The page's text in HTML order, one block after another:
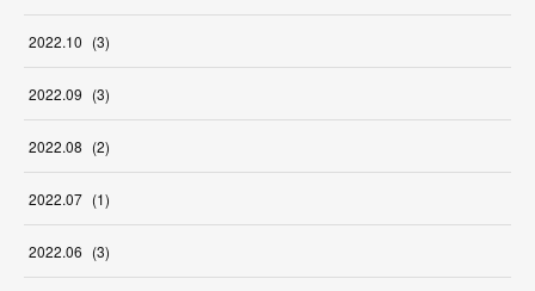
2022.10 (3)
2022.09 (3)
2022.08 (2)
2022.07 (1)
2022.06 (3)